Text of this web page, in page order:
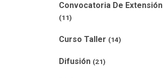
Convocatoria De Extensión
(11)
Curso Taller (14)
Difusión (21)